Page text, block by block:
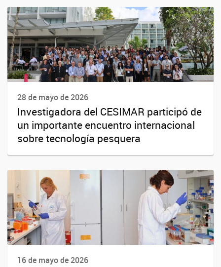
28 de mayo de 2026
Investigadora del CESIMAR participó de
un importante encuentro internacional
sobre tecnología pesquera
16 de mayo de 2026